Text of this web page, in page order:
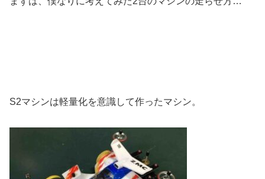
S2マシンは軽量化を意識して作ったマシン。